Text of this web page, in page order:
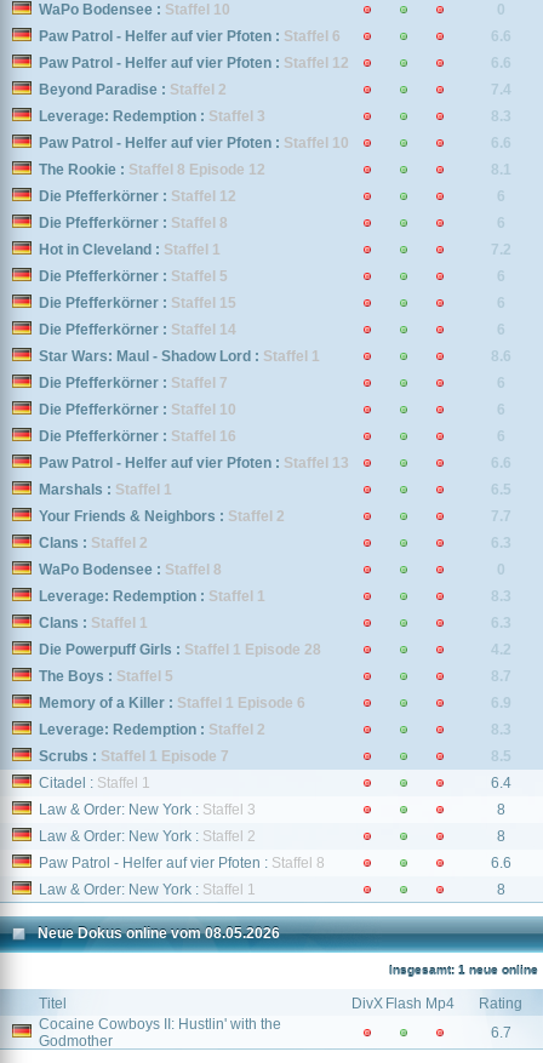
WaPo Bodensee : Staffel 10
0
Paw Patrol - Helfer auf vier Pfoten : Staffel 6
6.6
Paw Patrol - Helfer auf vier Pfoten : Staffel 12
6.6
Beyond Paradise : Staffel 2
7.4
Leverage: Redemption : Staffel 3
8.3
Paw Patrol - Helfer auf vier Pfoten : Staffel 10
6.6
The Rookie : Staffel 8 Episode 12
8.1
Die Pfefferkörner : Staffel 12
6
Die Pfefferkörner : Staffel 8
6
Hot in Cleveland : Staffel 1
7.2
Die Pfefferkörner : Staffel 5
6
Die Pfefferkörner : Staffel 15
6
Die Pfefferkörner : Staffel 14
6
Star Wars: Maul - Shadow Lord : Staffel 1
8.6
Die Pfefferkörner : Staffel 7
6
Die Pfefferkörner : Staffel 10
6
Die Pfefferkörner : Staffel 16
6
Paw Patrol - Helfer auf vier Pfoten : Staffel 13
6.6
Marshals : Staffel 1
6.5
Your Friends & Neighbors : Staffel 2
7.7
Clans : Staffel 2
6.3
WaPo Bodensee : Staffel 8
0
Leverage: Redemption : Staffel 1
8.3
Clans : Staffel 1
6.3
Die Powerpuff Girls : Staffel 1 Episode 28
4.2
The Boys : Staffel 5
8.7
Memory of a Killer : Staffel 1 Episode 6
6.9
Leverage: Redemption : Staffel 2
8.3
Scrubs : Staffel 1 Episode 7
8.5
Citadel : Staffel 1
6.4
Law & Order: New York : Staffel 3
8
Law & Order: New York : Staffel 2
8
Paw Patrol - Helfer auf vier Pfoten : Staffel 8
6.6
Law & Order: New York : Staffel 1 8
Neue Dokus online vom 08.05.2026
Insgesamt: 1 neue online
Titel DivX Flash Mp4
Rating
Cocaine Cowboys II: Hustlin' with the
Godmother
6.7